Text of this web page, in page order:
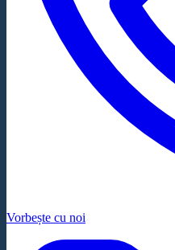
Vorbește cu noi